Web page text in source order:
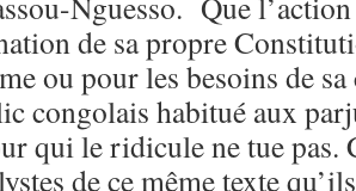
de sa propre
ou pour les besoins de sa
congolais habitué aux
qui le ridicule ne tue pas.
de ce même texte